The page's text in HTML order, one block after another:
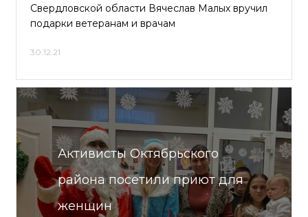
Свердловской области Вячеслав Малых вручил
подарки ветеранам и врачам
30.12.21
Активисты Октябрьского
района посетили приют для
женщин